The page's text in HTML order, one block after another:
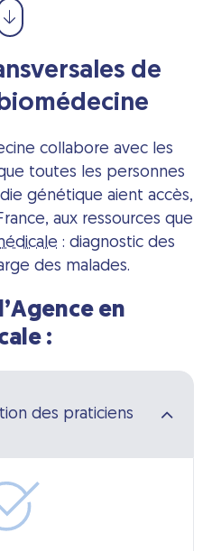
de
collabore avec les
toutes les personnes
génétique aient accès,
aux ressources que
: diagnostic des
des malades.
en
:
des praticiens